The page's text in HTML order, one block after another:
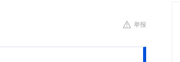
举报